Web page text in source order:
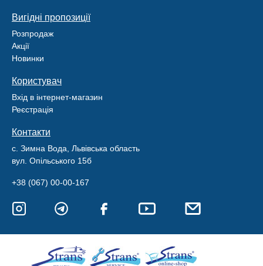
Вигідні пропозиції
Розпродаж
Акції
Новинки
Користувач
Вхід в інтернет-магазин
Реєстрація
Контакти
с. Зимна Вода, Львівська область
вул. Опільського 15б
+38 (067) 00-00-167